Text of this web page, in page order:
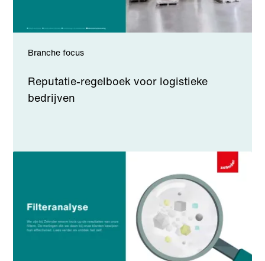
Branche focus
Reputatie-regelboek voor logistieke
bedrijven